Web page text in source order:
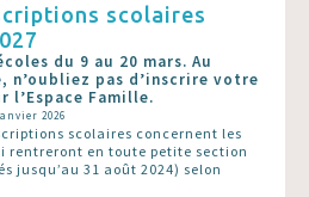
scolaires
du 9 au 20 mars. Au
n’oubliez pas d’inscrire votre
l’Espace Famille.
2026
scolaires concernent les
rentreront en toute petite section
jusqu’au 31 août 2024) selon